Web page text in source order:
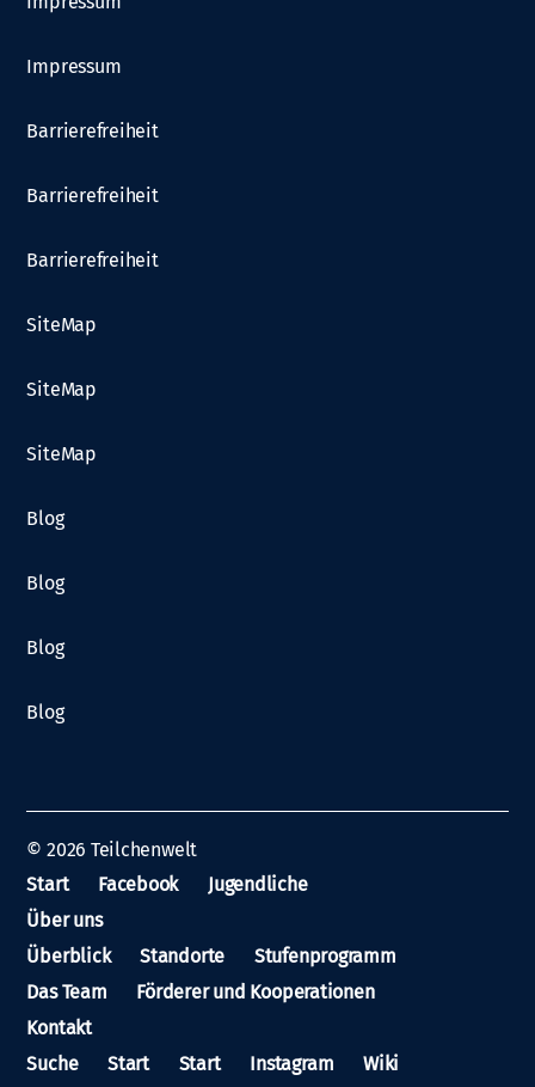
Impressum
Barrierefreiheit
Barrierefreiheit
Barrierefreiheit
SiteMap
SiteMap
SiteMap
Blog
Blog
Blog
Blog
© 2026 Teilchenwelt
Start
Facebook
Jugendliche
Über uns
Überblick
Standorte
Stufenprogramm
Das Team
Förderer und Kooperationen
Kontakt
Suche
Start Start Instagram Wiki